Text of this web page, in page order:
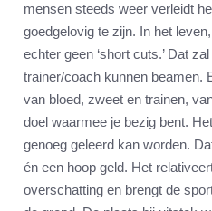
mensen steeds weer verleidt
goedgelovig te zijn. In het
echter geen ‘short cuts.’ Dat
trainer/coach kunnen beamen.
van bloed, zweet en trainen,
doel waarmee je bezig bent.
genoeg geleerd kan worden.
én een hoop geld. Het
overschatting en brengt de